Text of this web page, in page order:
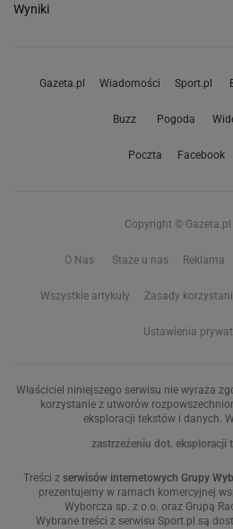
Wyniki
Gazeta.pl Wiadomości Sport.pl
Buzz Pogoda
Poczta Facebook
Copyright © Gazeta.pl
O Nas Staże u nas Reklama
Wszystkie artykuły Zasady
Ustawienia
Właściciel niniejszego serwisu nie wyraża
korzystanie z utworów
eksploracji tekstów i danych.
zastrzeżeniu dot. eksploracji
Treści z serwisów internetowych Grupy
prezentujemy w ramach komercyjnej
Wyborcza sp. z o.o. oraz Grupą
Wybrane treści z serwisu Sport.pl są